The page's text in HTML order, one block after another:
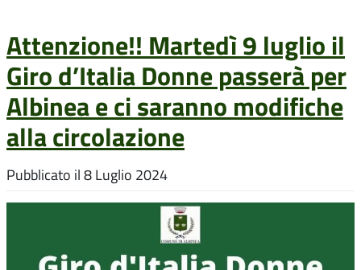
Attenzione!! Martedì 9 luglio il
Giro d’Italia Donne passerà per
Albinea e ci saranno modifiche
alla circolazione
Pubblicato il 8 Luglio 2024